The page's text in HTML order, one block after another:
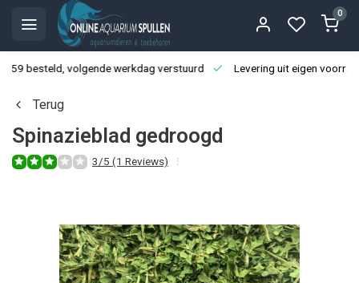
0
besteld, volgende werkdag verstuurd Levering uit eigen
Terug
Spinazieblad gedroogd
3/5 (1 Reviews)